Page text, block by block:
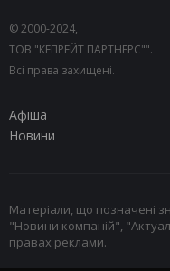
© 2000-2024,
ТОВ "КЕПРЕЙТ ПАРТНЕРС"".
Всі права захищені.
Афіша
Новини
Матеріали, що позначені
"Новини компаній",
правах реклами.